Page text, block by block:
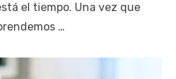
el tiempo. Una vez que
…